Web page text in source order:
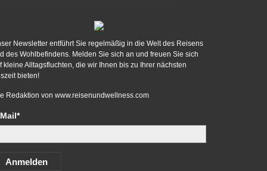
Newsletter entführt Sie regelmäßig in die Welt des Reisens
des Wohlbefindens. Melden Sie sich an und freuen Sie sich
kleine Alltagsfluchten, die wir Ihnen bis zu Ihrer nächsten
bieten!
Redaktion von www.reisenundwellness.com
Anmelden